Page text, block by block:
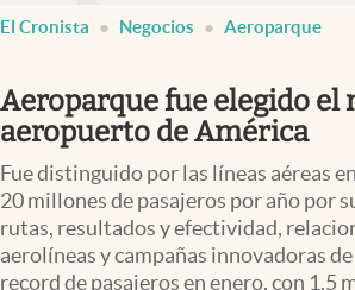
Finanzas y Mercados
Negocios
Columnistas
Otras secciones
Apertura
El Cronista Negocios Aeroparque
Aeroparque fue elegido el
aeropuerto de América
Fue distinguido por las líneas aéreas
20 millones de pasajeros por año por
rutas, resultados y efectividad,
aerolíneas y campañas innovadoras
record de pasajeros en enero, con 1,5